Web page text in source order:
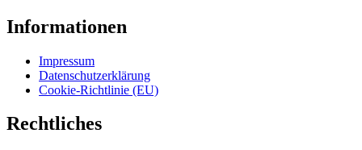
Informationen
Impressum
Datenschutzerklärung
Cookie-Richtlinie (EU)
Rechtliches